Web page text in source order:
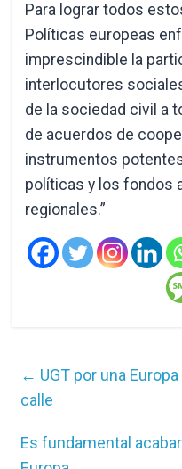
Para lograr todos
Políticas europeas
imprescindible la
interlocutores
de la sociedad civil a
de acuerdos de
instrumentos
políticas y los fondos
regionales.”
← UGT por una
calle
Es fundamental